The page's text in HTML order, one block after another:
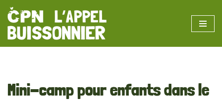
Aller
au
Mini-camp pour enfants dans le